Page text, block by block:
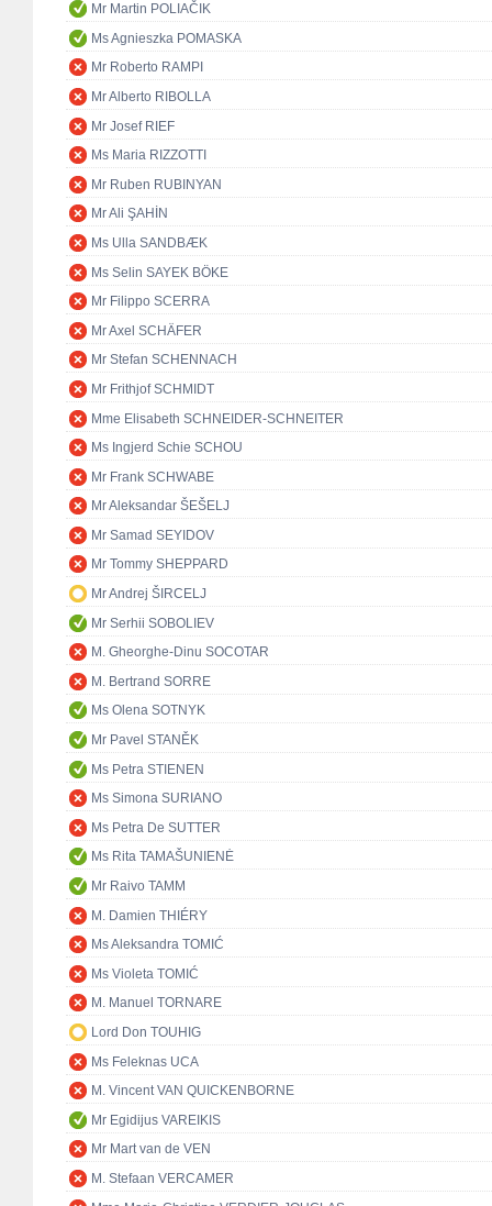
Mr Martin POLIAČIK
Ms Agnieszka POMASKA
Mr Roberto RAMPI
Mr Alberto RIBOLLA
Mr Josef RIEF
Ms Maria RIZZOTTI
Mr Ruben RUBINYAN
Mr Ali ŞAHİN
Ms Ulla SANDBÆK
Ms Selin SAYEK BÖKE
Mr Filippo SCERRA
Mr Axel SCHÄFER
Mr Stefan SCHENNACH
Mr Frithjof SCHMIDT
Mme Elisabeth SCHNEIDER-SCHNEITER
Ms Ingjerd Schie SCHOU
Mr Frank SCHWABE
Mr Aleksandar ŠEŠELJ
Mr Samad SEYIDOV
Mr Tommy SHEPPARD
Mr Andrej ŠIRCELJ
Mr Serhii SOBOLIEV
M. Gheorghe-Dinu SOCOTAR
M. Bertrand SORRE
Ms Olena SOTNYK
Mr Pavel STANĚK
Ms Petra STIENEN
Ms Simona SURIANO
Ms Petra De SUTTER
Ms Rita TAMAŠUNIENĖ
Mr Raivo TAMM
M. Damien THIÉRY
Ms Aleksandra TOMIĆ
Ms Violeta TOMIĆ
M. Manuel TORNARE
Lord Don TOUHIG
Ms Feleknas UCA
M. Vincent VAN QUICKENBORNE
Mr Egidijus VAREIKIS
Mr Mart van de VEN
M. Stefaan VERCAMER